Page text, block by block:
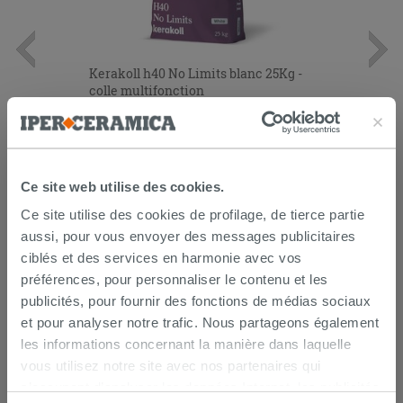
Ce site web utilise des cookies.
Ce site utilise des cookies de profilage, de tierce partie
aussi, pour vous envoyer des messages publicitaires
ciblés et des services en harmonie avec vos
préférences, pour personnaliser le contenu et les
publicités, pour fournir des fonctions de médias sociaux
et pour analyser notre trafic. Nous partageons également
les informations concernant la manière dans laquelle
vous utilisez notre site avec nos partenaires qui
Kerakoll h40 No Limits blanc 25Kg -
colle multifonction
26,99 €
AJOUTER AU PANIER